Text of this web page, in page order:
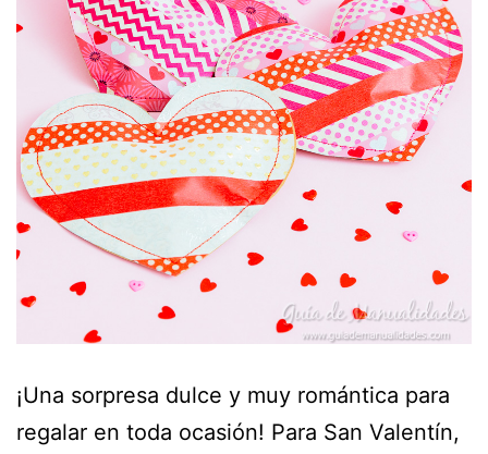
¡Una sorpresa dulce y muy romántica para
regalar en toda ocasión! Para San Valentín,